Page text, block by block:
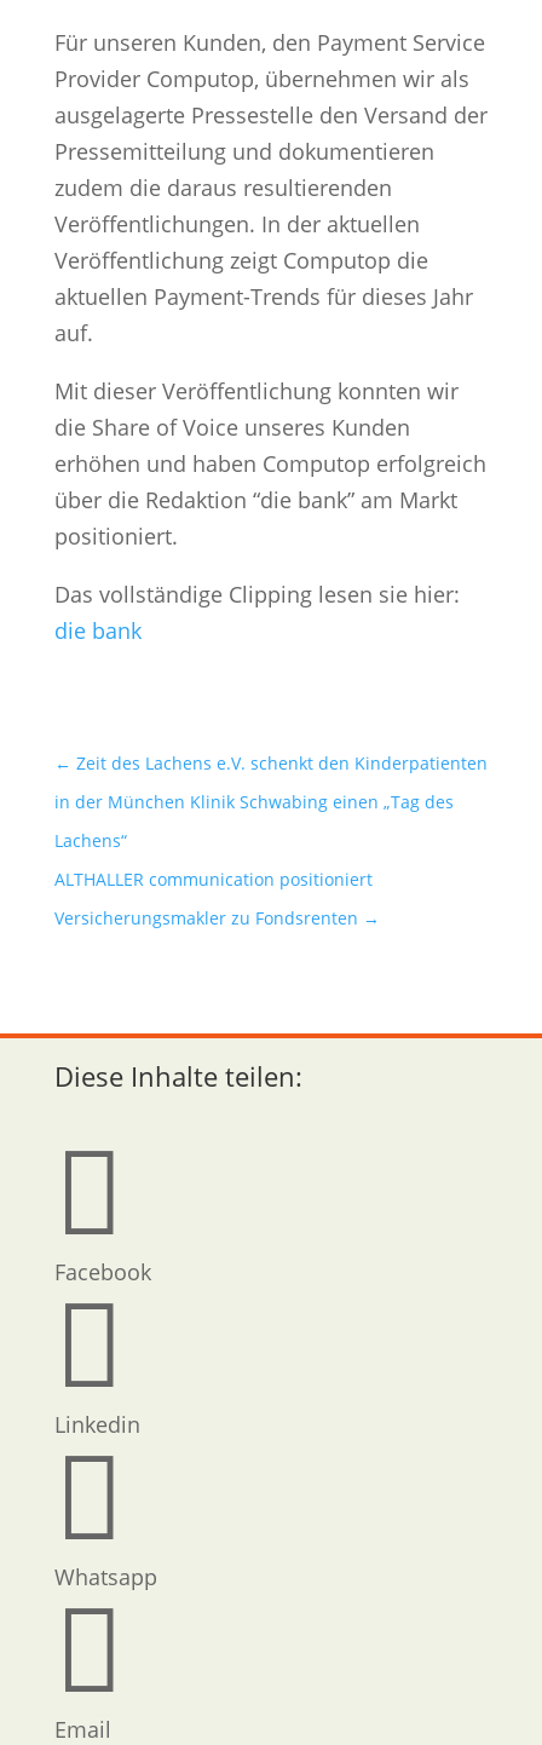
Für unseren Kunden, den Payment Service
Provider Computop, übernehmen wir als
ausgelagerte Pressestelle den Versand der
Pressemitteilung und dokumentieren
zudem die daraus resultierenden
Veröffentlichungen. In der aktuellen
Veröffentlichung zeigt Computop die
aktuellen Payment-Trends für dieses Jahr
auf.
Mit dieser Veröffentlichung konnten wir
die Share of Voice unseres Kunden
erhöhen und haben Computop erfolgreich
über die Redaktion “die bank” am Markt
positioniert.
Das vollständige Clipping lesen sie hier:
die bank
← Zeit des Lachens e.V. schenkt den Kinderpatienten
in der München Klinik Schwabing einen „Tag des
Lachens“
ALTHALLER communication positioniert
Versicherungsmakler zu Fondsrenten →
Diese Inhalte teilen:

Facebook

Linkedin

Whatsapp

Email